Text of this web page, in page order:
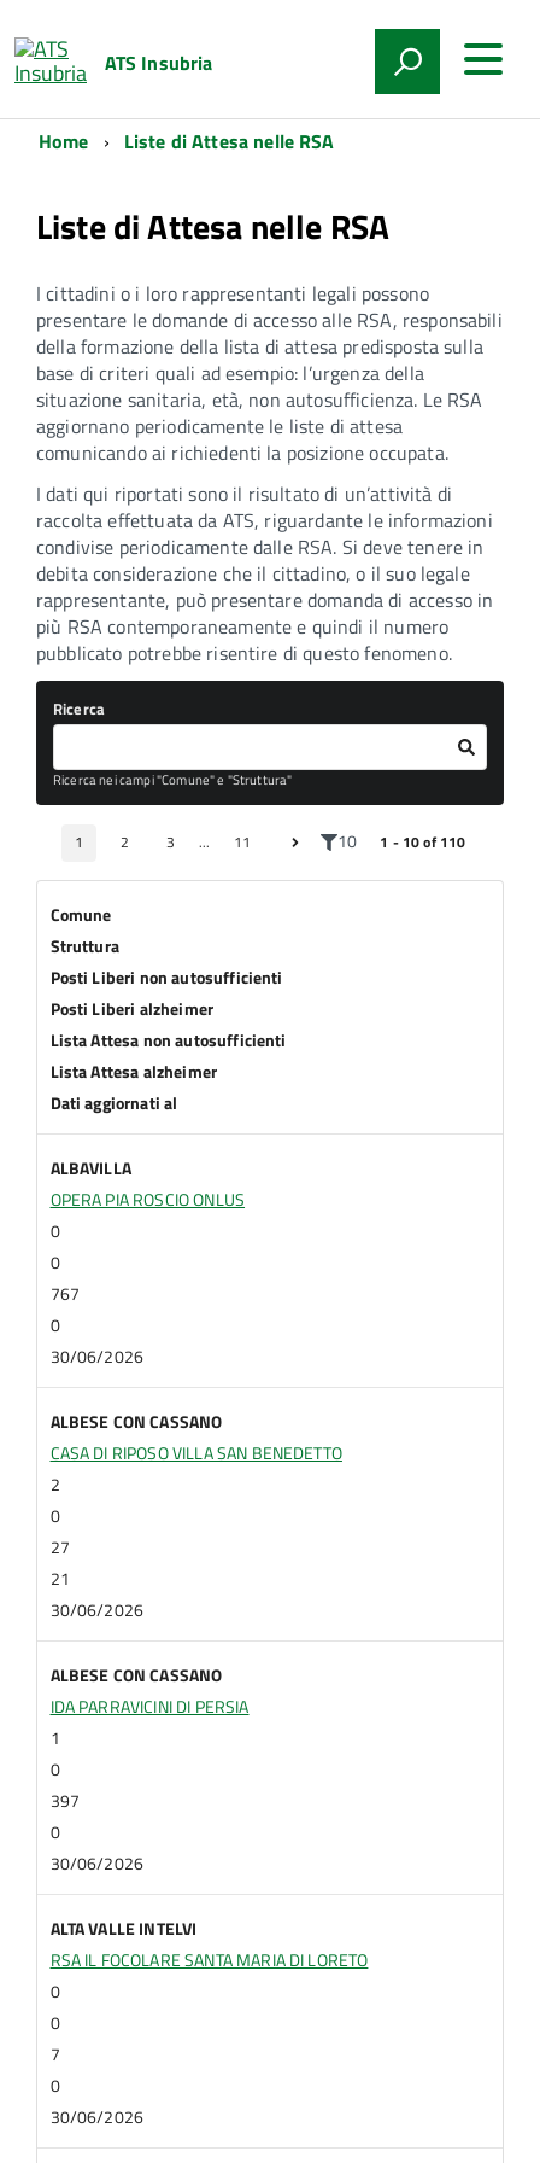
ATS Insubria
Home Liste di Attesa nelle RSA
Liste di Attesa nelle RSA
I cittadini o i loro rappresentanti legali possono
presentare le domande di accesso alle RSA, responsabili
della formazione della lista di attesa predisposta sulla
base di criteri quali ad esempio: l’urgenza della
situazione sanitaria, età, non autosufficienza. Le RSA
aggiornano periodicamente le liste di attesa
comunicando ai richiedenti la posizione occupata.
I dati qui riportati sono il risultato di un’attività di
raccolta effettuata da ATS, riguardante le informazioni
condivise periodicamente dalle RSA. Si deve tenere in
debita considerazione che il cittadino, o il suo legale
rappresentante, può presentare domanda di accesso in
più RSA contemporaneamente e quindi il numero
pubblicato potrebbe risentire di questo fenomeno.
Ricerca
Ricerca nei campi "Comune" e "Struttura"
1 2 3 ... 11 10 1 - 10 of 110
Comune
Struttura
Posti Liberi non autosufficienti
Posti Liberi alzheimer
Lista Attesa non autosufficienti
Lista Attesa alzheimer
Dati aggiornati al
ALBAVILLA
OPERA PIA ROSCIO ONLUS
0
0
767
0
30/06/2026
ALBESE CON CASSANO
CASA DI RIPOSO VILLA SAN BENEDETTO
2
0
27
21
30/06/2026
ALBESE CON CASSANO
IDA PARRAVICINI DI PERSIA
1
0
397
0
30/06/2026
ALTA VALLE INTELVI
RSA IL FOCOLARE SANTA MARIA DI LORETO
0
0
7
0
30/06/2026